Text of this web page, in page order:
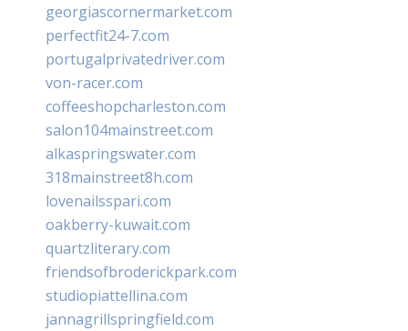
georgiascornermarket.com
perfectfit24-7.com
portugalprivatedriver.com
von-racer.com
coffeeshopcharleston.com
salon104mainstreet.com
alkaspringswater.com
318mainstreet8h.com
lovenailsspari.com
oakberry-kuwait.com
quartzliterary.com
friendsofbroderickpark.com
studiopiattellina.com
jannagrillspringfield.com